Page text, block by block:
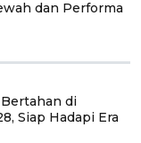
dan Performa
di
Siap Hadapi Era